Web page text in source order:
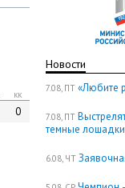
Новости
7.08, ПТ «Любите
7.08, ПТ
темные
6.08, ЧТ
кк
0